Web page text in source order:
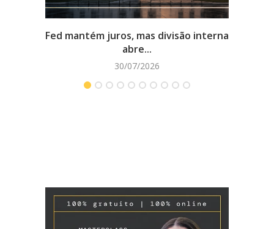
Fed mantém juros, mas divisão interna
abre...
30/07/2026